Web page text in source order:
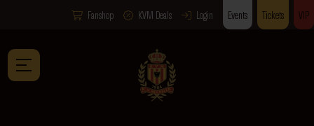
Fanshop KVM Deals Login Events Tickets VIP